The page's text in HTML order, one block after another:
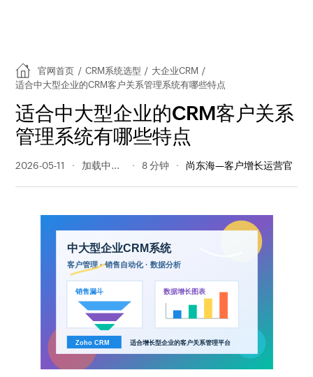
官网首页 / CRM系统选型 / 大企业CRM /
适合中大型企业的CRM客户关系管理系统有哪些特点
适合中大型企业的CRM客户关系
管理系统有哪些特点
2026-05-11 65 阅读量 8 分钟 尚东海—客户增长运营官